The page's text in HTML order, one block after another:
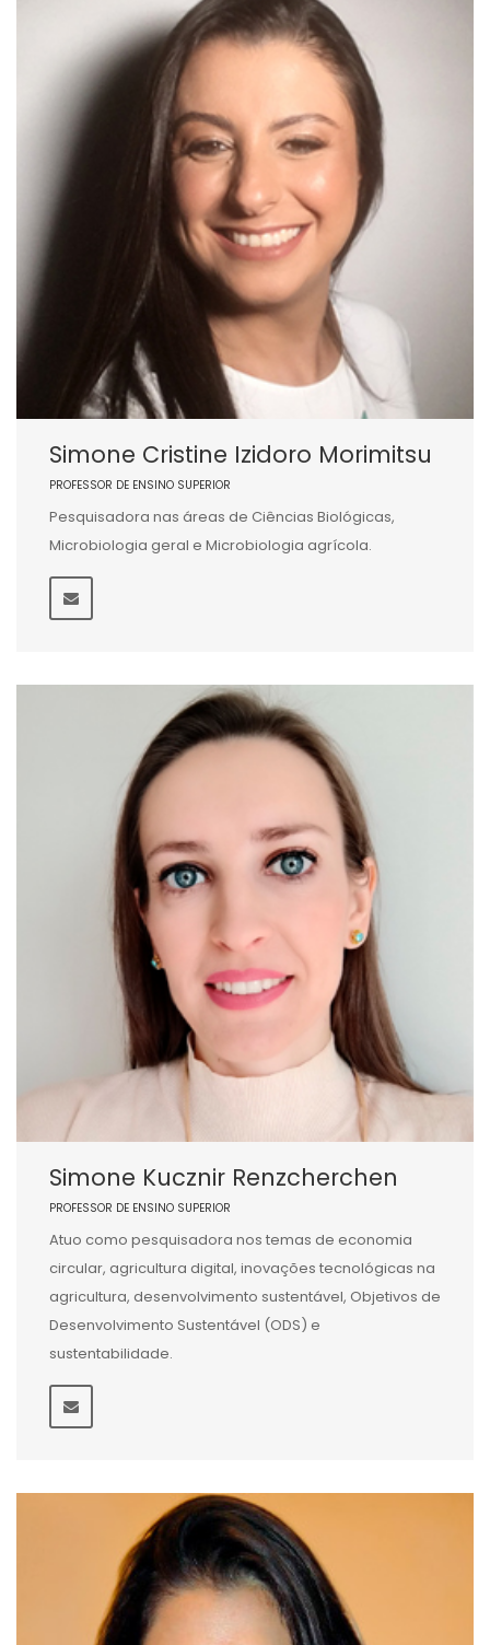
Simone Cristine Izidoro Morimitsu
PROFESSOR DE ENSINO SUPERIOR
Pesquisadora nas áreas de Ciências Biológicas,
Microbiologia geral e Microbiologia agrícola.
Simone Kucznir Renzcherchen
PROFESSOR DE ENSINO SUPERIOR
Atuo como pesquisadora nos temas de economia
circular, agricultura digital, inovações tecnológicas na
agricultura, desenvolvimento sustentável, Objetivos de
Desenvolvimento Sustentável (ODS) e
sustentabilidade.